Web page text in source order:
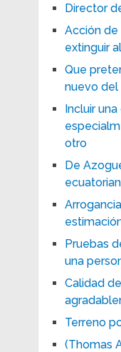
Director
Acción de
extinguir
Que
nuevo del
Incluir
otro
De
Pruebas
una
Calidad
Terreno
(Thomas